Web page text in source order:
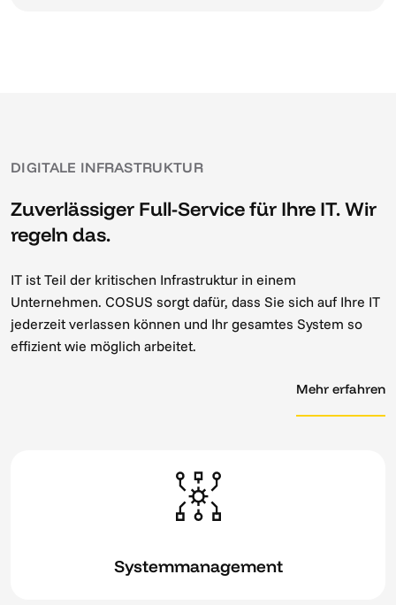
DIGITALE INFRASTRUKTUR
Zuverlässiger Full-Service für Ihre IT. Wir
regeln das.
IT ist Teil der kritischen Infrastruktur in einem
Unternehmen. COSUS sorgt dafür, dass Sie sich auf Ihre IT
jederzeit verlassen können und Ihr gesamtes System so
effizient wie möglich arbeitet.
Mehr erfahren
Systemmanagement